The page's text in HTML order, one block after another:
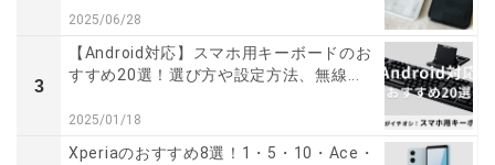
2025/06/28
3
【Android対応】スマホ用キーボードのお
すすめ20選！選び方や設定方法、無線...
2025/01/18
Xperiaのおすすめ8選！1・5・10・Ace・